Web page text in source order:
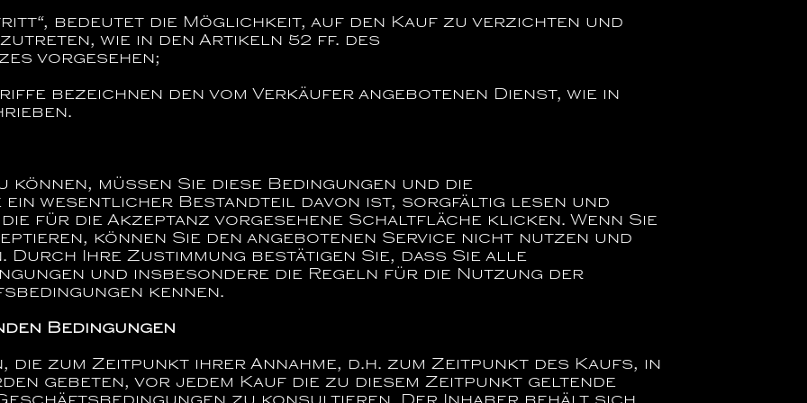
bedeutet die Möglichkeit, auf den Kauf zu verzichten und
wie in den Artikeln 52 ff. des
vorgesehen;
bezeichnen den vom Verkäufer angebotenen Dienst, wie in
können, müssen Sie diese Bedingungen und die
wesentlicher Bestandteil davon ist, sorgfältig lesen und
die für die Akzeptanz vorgesehene Schaltfläche klicken. Wenn Sie
können Sie den angebotenen Service nicht nutzen und
Ihre Zustimmung bestätigen Sie, dass Sie alle
und insbesondere die Regeln für die Nutzung der
kennen.
Bedingungen
die zum Zeitpunkt ihrer Annahme, d.h. zum Zeitpunkt des Kaufs, in
gebeten, vor jedem Kauf die zu diesem Zeitpunkt geltende